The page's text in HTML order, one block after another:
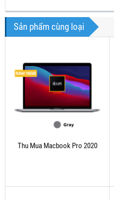
Sản phẩm cùng loại
Thu Mua Macbook Pro 2020